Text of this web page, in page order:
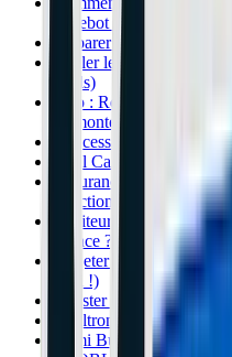
Ninebot ? (LED Bleue
Préparer sa trottinette
Régler le frein à
outils)
Tuto : Réparer une
Démonter !)
L'accessoire à 2€ qui
Quel Casque choisir ?
Assurance Trottinette :
Sanctions)
Limiteur de vitesse avec
France ?
Où jeter sa batterie de
quoi !)
Booster une Xiaomi
Dualtron Spider :
Nami Burn-E (Viper) :